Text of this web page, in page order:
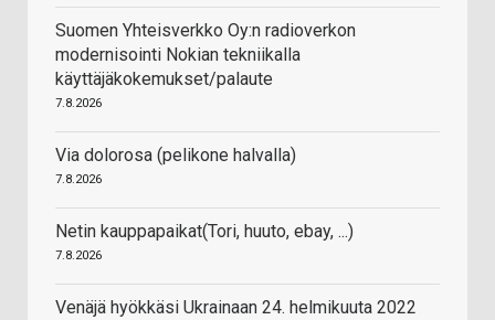
Suomen Yhteisverkko Oy:n radioverkon
modernisointi Nokian tekniikalla
käyttäjäkokemukset/palaute
7.8.2026
Via dolorosa (pelikone halvalla)
7.8.2026
Netin kauppapaikat(Tori, huuto, ebay, ...)
7.8.2026
Venäjä hyökkäsi Ukrainaan 24. helmikuuta 2022